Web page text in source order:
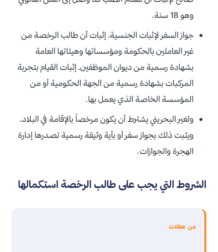
وهو 18 سنة.
جواز السفر لإثبات الجنسية، إثبات أن طالب الرخصة من
غير العاملين بالحكومة ومؤسساتها وهيئاتها العامة
بشهادة رسمية من ديوان الموظفين، إثبات القيام بتجربة
المركبات بشهادة رسمية من الجهة الحكومية أو من
المؤسسة الخاصة الذي يعمل بها.
ولغير البحريني يشترط أن يكون مرخصاً بالإقامة في البلاد،
ويثبت ذلك بجواز سفر أو بأية وثيقة رسمية تصدرها إدارة
الهجرة والجوازات.
الشروط التي يجب على طالب الرخصة استكمالها
من عطلات